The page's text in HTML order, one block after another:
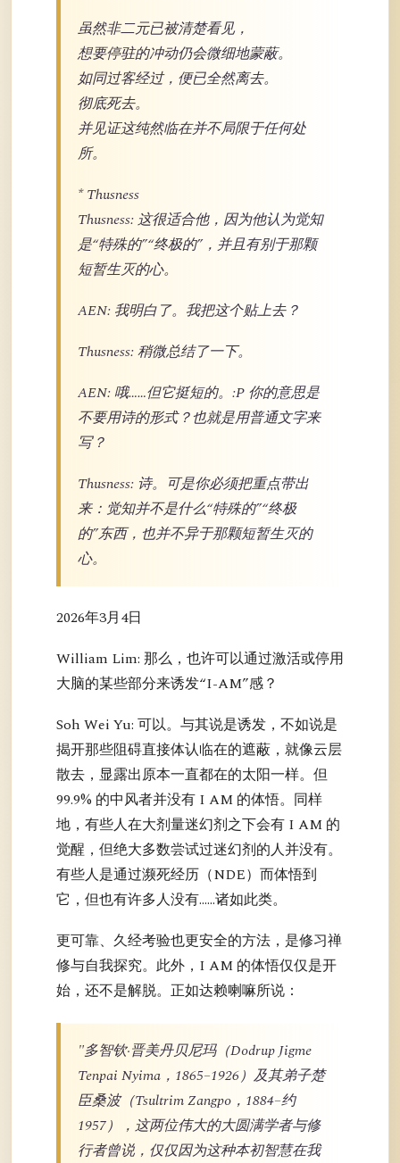
虽然非二元已被清楚看见，
想要停驻的冲动仍会微细地蒙蔽。
如同过客经过，便已全然离去。
彻底死去。
并见证这纯然临在并不局限于任何处
所。
* Thusness
Thusness: 这很适合他，因为他认为觉知
是“特殊的”“终极的”，并且有别于那颗
短暂生灭的心。
AEN: 我明白了。我把这个贴上去？
Thusness: 稍微总结了一下。
AEN: 哦……但它挺短的。:P 你的意思是
不要用诗的形式？也就是用普通文字来
写？
Thusness: 诗。可是你必须把重点带出
来：觉知并不是什么“特殊的”“终极
的”东西，也并不异于那颗短暂生灭的
心。
2026年3月4日
William Lim: 那么，也许可以通过激活或停用
大脑的某些部分来诱发“I-AM”感？
Soh Wei Yu: 可以。与其说是诱发，不如说是
揭开那些阻碍直接体认临在的遮蔽，就像云层
散去，显露出原本一直都在的太阳一样。但
99.9% 的中风者并没有 I AM 的体悟。同样
地，有些人在大剂量迷幻剂之下会有 I AM 的
觉醒，但绝大多数尝试过迷幻剂的人并没有。
有些人是通过濒死经历（NDE）而体悟到
它，但也有许多人没有……诸如此类。
更可靠、久经考验也更安全的方法，是修习禅
修与自我探究。此外，I AM 的体悟仅仅是开
始，还不是解脱。正如达赖喇嘛所说：
"多智钦·晋美丹贝尼玛（Dodrup Jigme
Tenpai Nyima，1865–1926）及其弟子楚
臣桑波（Tsultrim Zangpo，1884–约
1957），这两位伟大的大圆满学者与修
行者曾说，仅仅因为这种本初智慧在我